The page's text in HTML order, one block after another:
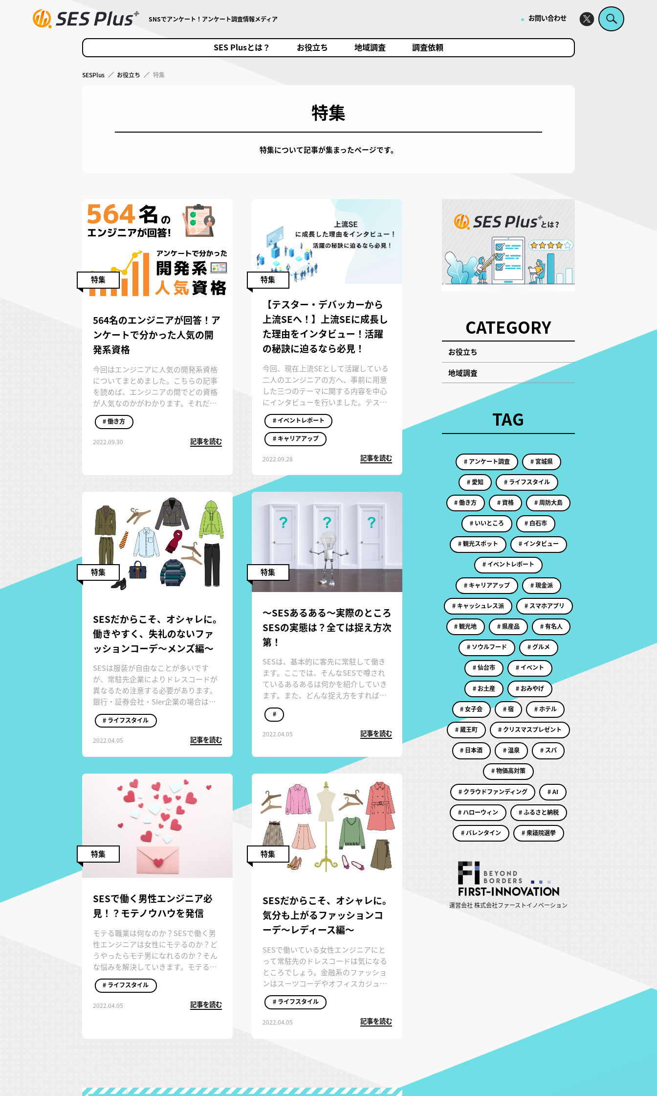
SNSでアンケート！アンケート調査情報メディア ・ お問い合わせ
SES Plusとは？ お役立ち 地域調査 調査依頼
SESPlus ／ お役立ち ／ 特集
特集
特集について記事が集まったページです。
564名のエンジニアが回答！ア
ンケートで分かった人気の開
発系資格
今回はエンジニアに人気の開発系資格
についてまとめました。こちらの記事
を読めば、エンジニアの間でどの資格
が人気なのかがわかります。それだけ
ではなく、人気資格の詳細がわかり、
今後ご自身が学ぶべき資格や、取得し
た資格をキャリアの中でどのように活
かせばいいのかもわかるでしょう。理
# 働き方
2022.09.30 記事を読む
特集
【テスター・デバッカーから
上流SEへ！】上流SEに成長し
た理由をインタビュー！活躍
の秘訣に迫るなら必見！
今回、現在上流SEとして活躍している
二人のエンジニアの方へ、事前に用意
した三つのテーマに関する内容を中心
にインタビューを行いました。テスト
やデバックの重要性や、スキルの習得
についての姿勢、上流工程に必要なこ
となどについて、リアルな視点からお
話を伺います。
# イベントレポート
# キャリアアップ
2022.09.28 記事を読む
特集
SESだからこそ、オシャレに。
働きやすく、失礼のないファ
ッションコーデ～メンズ編～
SESは服装が自由なことが多いです
が、常駐先企業によりドレスコードが
異なるため注意する必要があります。
銀行・証券会社・SIer企業の場合はス
ーツコーデを基本としたビジネスカジ
ュアルですが、Web業界の場合はそれ
よりドレスダウンしたオフィスカジュ
アルです。いずれのファッションでも
清潔感のあるシンプルなコーデを心掛
# ライフスタイル
2022.04.05 記事を読む
特集
〜SESあるある〜実際のところ
SESの実態は？全ては捉え方次
第！
SESは、基本的に客先に常駐して働き
ます。ここでは、そんなSESで噂され
ているあるあるは何かを紹介していき
ます。また、どんな捉え方をすれば良
いのかポジティブに紹介していきま
す。
#
2022.04.05 記事を読む
特集
SESで働く男性エンジニア必
見！？モテノウハウを発信
モテる職業は何なのか？SESで働く男
性エンジニアは女性にモテるのか？ど
うやったらモテ男になれるのか？そん
な悩みを解決していきます。モテる人
の特徴と非モテになる要注意行動も紹
介するので、いくつ自分に当てはまる
# ライフスタイル
2022.04.05 記事を読む
特集
SESだからこそ、オシャレに。
気分も上がるファッションコ
ーデ～レディース編～
SESで働いている女性エンジニアにと
って常駐先のドレスコードは気になる
ところでしょう。金融系のファッショ
ンはスーツコーデやオフィスカジュア
ル必須であることも多いですが、Web
系やゲーム会社はラフな服装でもOKで
あることが多いです。ただし露出度の
高い服は、どの会社であっても避ける
# ライフスタイル
2022.04.05 記事を読む
特集
CATEGORY
お役立ち
地域調査
TAG
# アンケート調査 # 宮城県
# 愛知 # ライフスタイル
# 働き方 # 資格 # 周防大島
# いいところ # 白石市
# 観光スポット # インタビュー
# イベントレポート
# キャリアアップ # 現金派
# キャッシュレス派 # スマホアプリ
# 観光地 # 県産品 # 有名人
# ソウルフード # グルメ
# 仙台市 # イベント
# お土産 # おみやげ
# 女子会 # 宿 # ホテル
# 蔵王町 # クリスマスプレゼント
# 日本酒 # 温泉 # スパ
# 物価高対策
# クラウドファンディング # AI
# ハローウィン # ふるさと納税
# バレンタイン # 衆議院選挙
運営会社 株式会社ファーストイノベーション